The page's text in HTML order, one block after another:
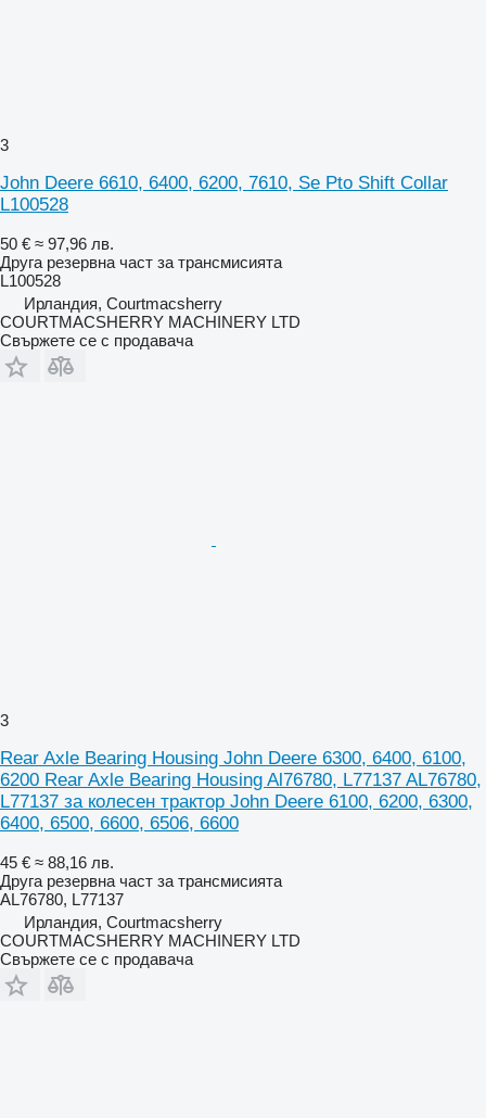
3
John Deere 6610, 6400, 6200, 7610, Se Pto Shift Collar
L100528
50 € ≈ 97,96 лв.
Друга резервна част за трансмисията
L100528
Ирландия, Courtmacsherry
COURTMACSHERRY MACHINERY LTD
Свържете се с продавача
3
Rear Axle Bearing Housing John Deere 6300, 6400, 6100,
6200 Rear Axle Bearing Housing Al76780, L77137 AL76780,
L77137 за колесен трактор John Deere 6100, 6200, 6300,
6400, 6500, 6600, 6506, 6600
45 € ≈ 88,16 лв.
Друга резервна част за трансмисията
AL76780, L77137
Ирландия, Courtmacsherry
COURTMACSHERRY MACHINERY LTD
Свържете се с продавача